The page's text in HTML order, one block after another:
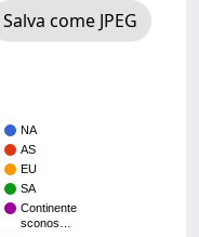
Salva come JPEG
NA
AS
EU
SA
Continente
sconos…